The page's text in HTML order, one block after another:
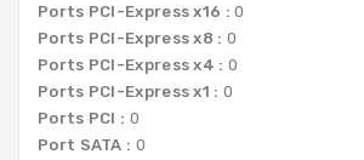
Ports PCI-Express x16 : 0
Ports PCI-Express x8 : 0
Ports PCI-Express x4 : 0
Ports PCI-Express x1 : 0
Ports PCI : 0
Port SATA : 0